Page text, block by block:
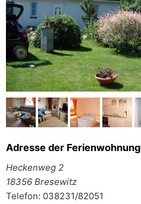
Adresse der Ferienwohnung
Heckenweg 2
18356 Bresewitz
Telefon: 038231/82051